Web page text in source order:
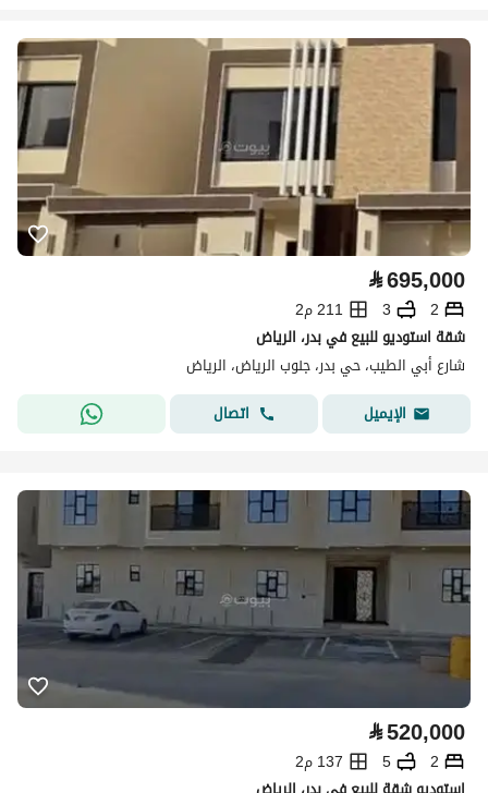
⃁695,000
2
3
211 م2
شقة استوديو للبيع في بدر، الرياض
شارع أبي الطيب، حي بدر، جنوب الرياض، الرياض
الإيميل
اتصال
⃁520,000
2
5
137 م2